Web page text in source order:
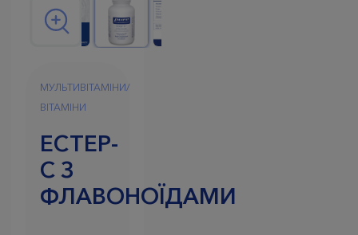
МУЛЬТИВІТАМІНИ/
ВІТАМІНИ
ЕСТЕР-
С З
ФЛАВОНОЇДАМИ